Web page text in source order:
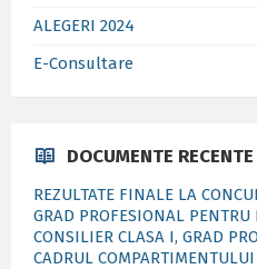
ALEGERI 2024
E-Consultare
DOCUMENTE RECENTE
REZULTATE FINALE LA
GRAD PROFESIONAL
CONSILIER CLASA I, GRAD
CADRUL